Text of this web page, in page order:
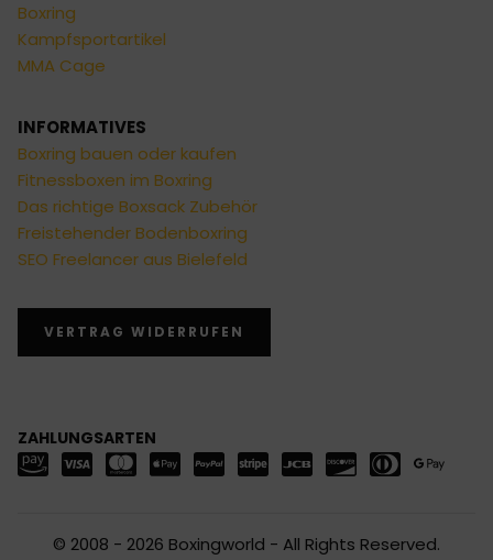
Boxring
Kampfsportartikel
MMA Cage
INFORMATIVES
Boxring bauen oder kaufen
Fitnessboxen im Boxring
Das richtige Boxsack Zubehör
Freistehender Bodenboxring
SEO Freelancer aus Bielefeld
VERTRAG WIDERRUFEN
ZAHLUNGSARTEN
© 2008 - 2026 Boxingworld - All Rights Reserved.